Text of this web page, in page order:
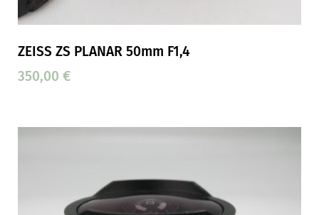
ZEISS ZS PLANAR 50mm F1,4
350,00 €